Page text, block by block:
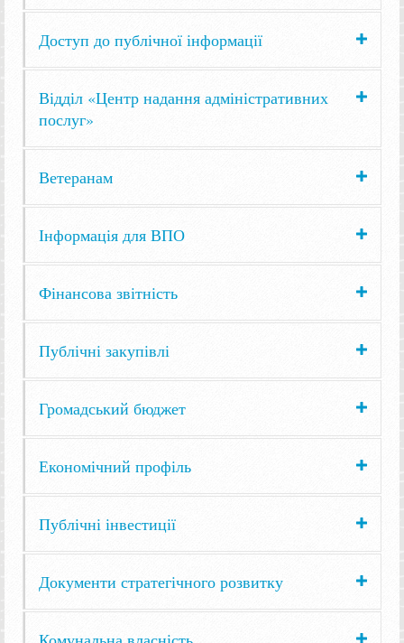
Доступ до публічної інформації
Відділ «Центр надання адміністративних
послуг»
Ветеранам
Інформація для ВПО
Фінансова звітність
Публічні закупівлі
Громадський бюджет
Економічний профіль
Публічні інвестиції
Документи стратегічного розвитку